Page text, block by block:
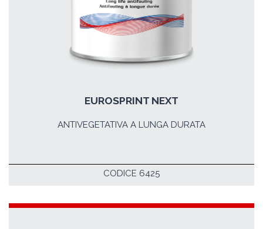
EUROSPRINT NEXT
ANTIVEGETATIVA A LUNGA DURATA
CODICE 6425